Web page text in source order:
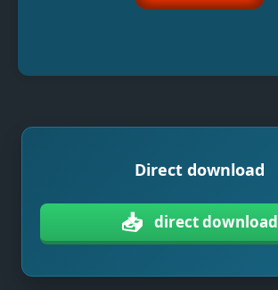
Direct download
📥 direct download